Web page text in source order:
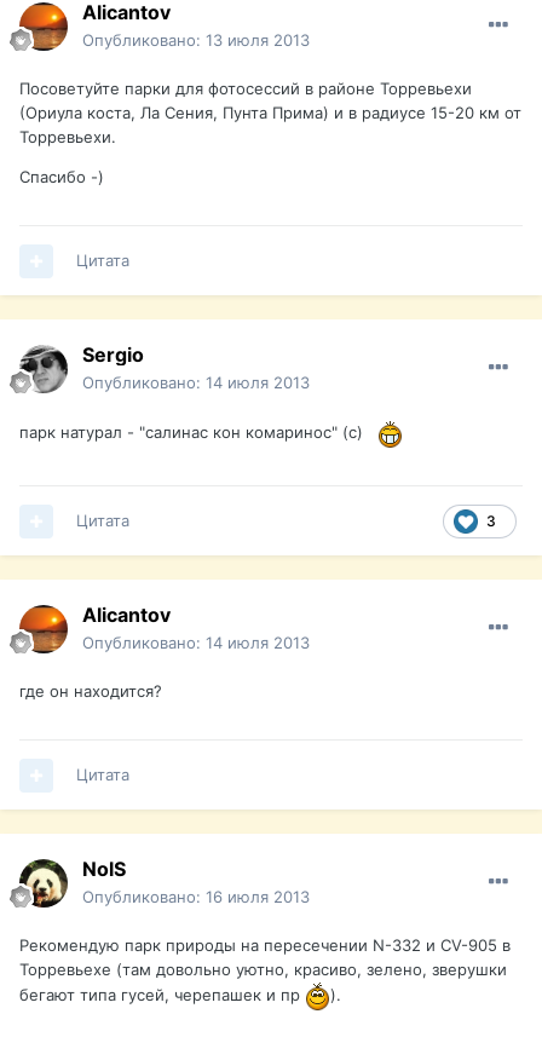
Alicantov
Опубликовано: 13 июля 2013
Посоветуйте парки для фотосессий в районе Торревьехи
(Ориула коста, Ла Сения, Пунта Прима) и в радиусе 15-20 км от
Торревьехи.
Спасибо -)
Цитата
Sergio
Опубликовано: 14 июля 2013
парк натурал - "салинас кон комаринос" (с)
3
Цитата
Alicantov
Опубликовано: 14 июля 2013
где он находится?
Цитата
NolS
Опубликовано: 16 июля 2013
Рекомендую парк природы на пересечении N-332 и CV-905 в
Торревьехе (там довольно уютно, красиво, зелено, зверушки
бегают типа гусей, черепашек и пр
).